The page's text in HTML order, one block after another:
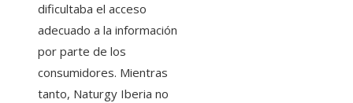
dificultaba el acceso
adecuado a la información
por parte de los
consumidores. Mientras
tanto, Naturgy Iberia no